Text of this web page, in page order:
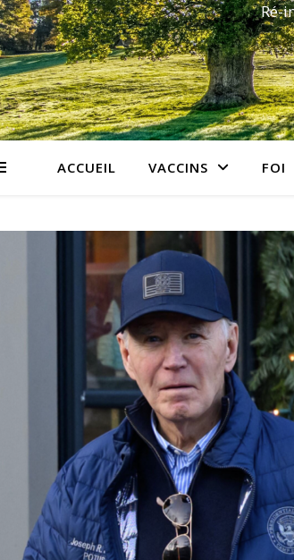
Ré-
ACCUEIL VACCINS FOI